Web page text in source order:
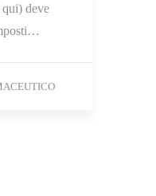
deve